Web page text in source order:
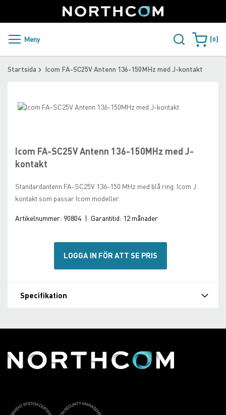
to
Content
Sweden
PRODUKTER OCH LÖSNINGAR
ÅTERFÖRSÄLJARE
LADDA NER
Meny Varukorgen
0
Startsida Icom FA-SC25V Antenn 136-150MHz med J-kontakt
Icom FA-SC25V Antenn 136-150MHz med J-
kontakt
Standardantenn FA-SC25V 136-150 MHz med blå ring. Icom J
kontakt som passar Icom modeller.
Artikelnummer: 90804 | Garantitid: 12 månader
LOGGA IN FÖR ATT SE PRIS
Skip
the
images
beginning
of
the
gallery
Specifikation